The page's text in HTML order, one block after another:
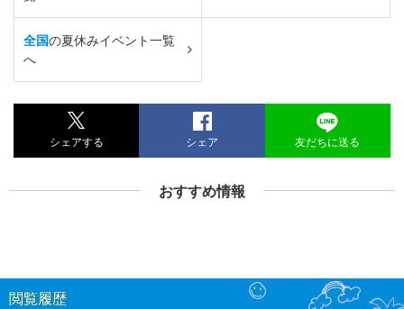
全国の夏休みイベント一覧
へ
シェアする シェア 友だちに送る
おすすめ情報
閲覧履歴